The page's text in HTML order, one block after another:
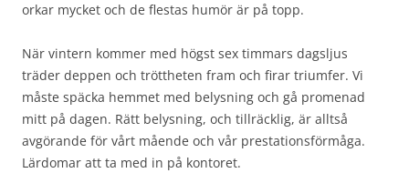
orkar mycket och de flestas humör är på topp.
När vintern kommer med högst sex timmars dagsljus
träder deppen och tröttheten fram och firar triumfer. Vi
måste späcka hemmet med belysning och gå promenad
mitt på dagen. Rätt belysning, och tillräcklig, är alltså
avgörande för vårt mående och vår prestationsförmåga.
Lärdomar att ta med in på kontoret.